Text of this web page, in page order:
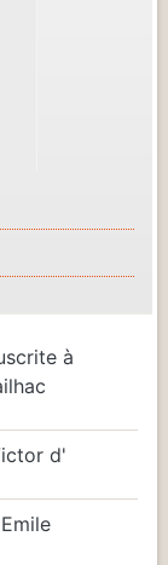
à
d'